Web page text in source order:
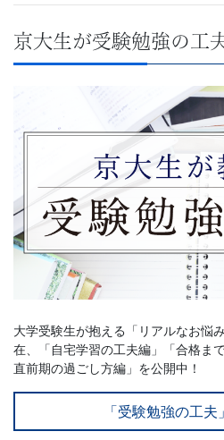
京大生が受験勉強の工
大学受験生が抱える「リアルなお悩
在、「自宅学習の工夫編」「合格ま
直前期の過ごし方編」を公開中！
「受験勉強の工夫